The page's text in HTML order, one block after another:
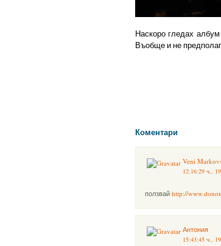
Наскоро гледах
Въобще и не
Коментари
Veni
12:16:29 ч.,
ползвай http://
Антония
15:43:45 ч.,